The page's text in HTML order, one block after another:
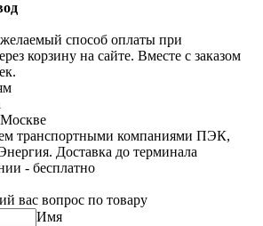
способ оплаты при
корзину на сайте. Вместе с заказом
транспортными компаниями ПЭК,
Доставка до терминала
- бесплатно
вас вопрос по товару
Имя